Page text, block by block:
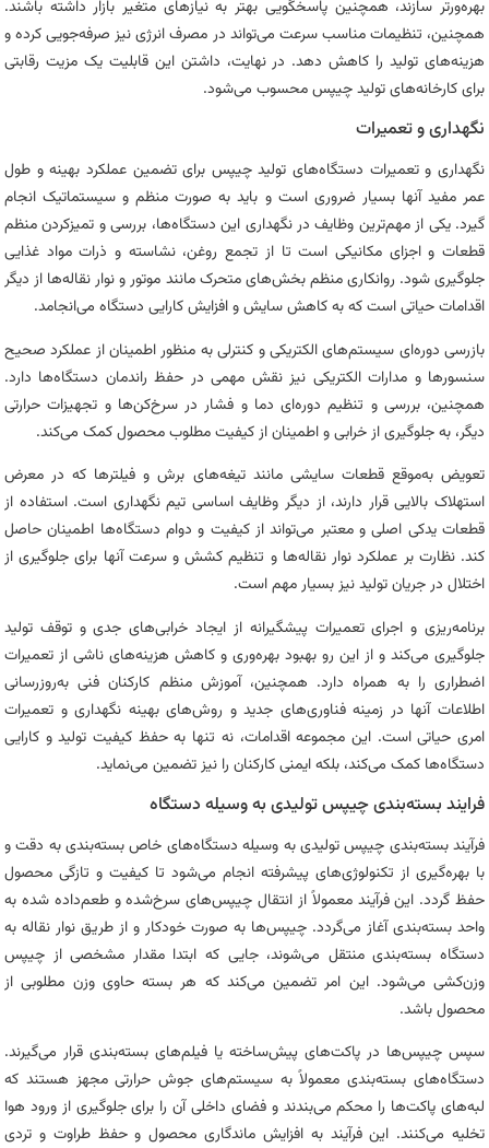
بهره‌ورتر سازند، همچنین پاسخگویی بهتر به نیازهای متغیر بازار داشته باشند.
همچنین، تنظیمات مناسب سرعت می‌تواند در مصرف انرژی نیز صرفه‌جویی کرده و
هزینه‌های تولید را کاهش دهد. در نهایت، داشتن این قابلیت یک مزیت رقابتی
برای کارخانه‌های تولید چیپس محسوب می‌شود.
نگهداری و تعمیرات
نگهداری و تعمیرات دستگاه‌های تولید چیپس برای تضمین عملکرد بهینه و طول
عمر مفید آنها بسیار ضروری است و باید به صورت منظم و سیستماتیک انجام
گیرد. یکی از مهم‌ترین وظایف در نگهداری این دستگاه‌ها، بررسی و تمیزکردن منظم
قطعات و اجزای مکانیکی است تا از تجمع روغن، نشاسته و ذرات مواد غذایی
جلوگیری شود. روانکاری منظم بخش‌های متحرک مانند موتور و نوار نقاله‌ها از دیگر
اقدامات حیاتی است که به کاهش سایش و افزایش کارایی دستگاه می‌انجامد.
بازرسی دوره‌ای سیستم‌های الکتریکی و کنترلی به منظور اطمینان از عملکرد صحیح
سنسورها و مدارات الکتریکی نیز نقش مهمی در حفظ راندمان دستگاه‌ها دارد.
همچنین، بررسی و تنظیم دوره‌ای دما و فشار در سرخ‌کن‌ها و تجهیزات حرارتی
دیگر، به جلوگیری از خرابی و اطمینان از کیفیت مطلوب محصول کمک می‌کند.
تعویض به‌موقع قطعات سایشی مانند تیغه‌های برش و فیلترها که در معرض
استهلاک بالایی قرار دارند، از دیگر وظایف اساسی تیم نگهداری است. استفاده از
قطعات یدکی اصلی و معتبر می‌تواند از کیفیت و دوام دستگاه‌ها اطمینان حاصل
کند. نظارت بر عملکرد نوار نقاله‌ها و تنظیم کشش و سرعت آنها برای جلوگیری از
اختلال در جریان تولید نیز بسیار مهم است.
برنامه‌ریزی و اجرای تعمیرات پیشگیرانه از ایجاد خرابی‌های جدی و توقف تولید
جلوگیری می‌کند و از این رو بهبود بهره‌وری و کاهش هزینه‌های ناشی از تعمیرات
اضطراری را به همراه دارد. همچنین، آموزش منظم کارکنان فنی به‌روزرسانی
اطلاعات آنها در زمینه فناوری‌های جدید و روش‌های بهینه نگهداری و تعمیرات
امری حیاتی است. این مجموعه اقدامات، نه تنها به حفظ کیفیت تولید و کارایی
دستگاه‌ها کمک می‌کند، بلکه ایمنی کارکنان را نیز تضمین می‌نماید.
فرایند بسته‌بندی چیپس تولیدی به وسیله دستگاه
فرآیند بسته‌بندی چیپس تولیدی به وسیله دستگاه‌های خاص بسته‌بندی به دقت و
با بهره‌گیری از تکنولوژی‌های پیشرفته انجام می‌شود تا کیفیت و تازگی محصول
حفظ گردد. این فرآیند معمولاً از انتقال چیپس‌های سرخ‌شده و طعم‌داده شده به
واحد بسته‌بندی آغاز می‌گردد. چیپس‌ها به صورت خودکار و از طریق نوار نقاله به
دستگاه بسته‌بندی منتقل می‌شوند، جایی که ابتدا مقدار مشخصی از چیپس
وزن‌کشی می‌شود. این امر تضمین می‌کند که هر بسته حاوی وزن مطلوبی از
محصول باشد.
سپس چیپس‌ها در پاکت‌های پیش‌ساخته یا فیلم‌های بسته‌بندی قرار می‌گیرند.
دستگاه‌های بسته‌بندی معمولاً به سیستم‌های جوش حرارتی مجهز هستند که
لبه‌های پاکت‌ها را محکم می‌بندند و فضای داخلی آن را برای جلوگیری از ورود هوا
تخلیه می‌کنند. این فرآیند به افزایش ماندگاری محصول و حفظ طراوت و تردی